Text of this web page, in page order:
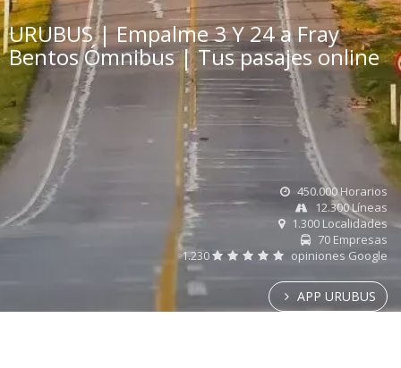
URUBUS | Empalme 3 Y 24 a Fray
Bentos Ómnibus | Tus pasajes online
450.000 Horarios
12.300 Líneas
1.300 Localidades
70 Empresas
1.230
opiniones Google
APP URUBUS